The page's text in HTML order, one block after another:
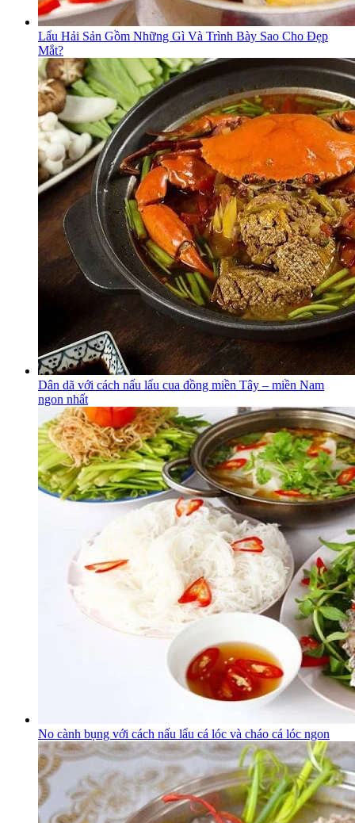
Lẩu Hải Sản Gồm Những Gì Và Trình Bày Sao Cho Đẹp
Mắt?
Dân dã với cách nấu lẩu cua đồng miền Tây – miền Nam
ngon nhất
No cành bụng với cách nấu lẩu cá lóc và cháo cá lóc ngon